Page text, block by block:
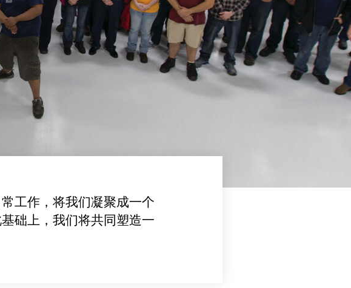
工作，将我们凝聚成一个
础上，我们将共同塑造一